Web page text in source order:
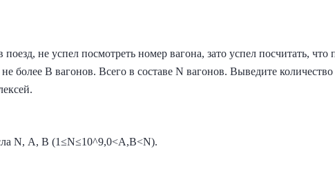
не успел посмотреть номер вагона, зато успел посчитать, что
более B вагонов. Всего в составе N вагонов. Выведите количество
N, A, B (1≤N≤10^9,0<A,B<N).